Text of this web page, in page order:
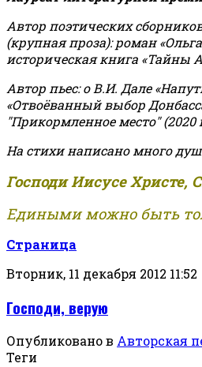
Автор поэтических
(крупная проза): роман
историческая книга «Тайны
Автор пьес: о В.И. Дале
«Отвоёванный выбор
"Прикормленное место" (2020
На стихи написано много
Господи Иисусе
Едиными можно быть
Страница
Вторник, 11 декабря 2012 11:52
Господи, верую
Опубликовано в Авторская
Теги